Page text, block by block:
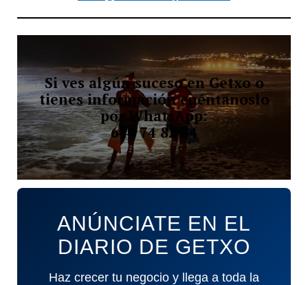
Si ves algún suceso en Getxo o
tienes información cuéntanoslo
por WhatsApp:
644 74 82 84
ANÚNCIATE EN EL
DIARIO DE GETXO
Haz crecer tu negocio y llega a toda la